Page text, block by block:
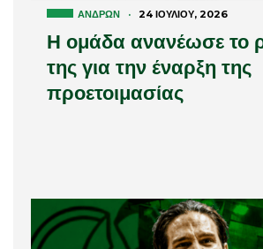
ΑΝΔΡΏΝ · 24 ΙΟΥΛΊΟΥ, 2026
Η ομάδα ανανέωσε το
της για την έναρξη της
προετοιμασίας